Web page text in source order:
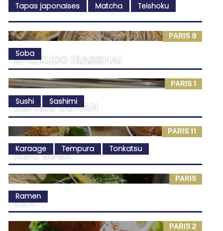
SHOKUDO IRASSHAI
ESPACE GOHAN
Tapas japonaises Matcha Teishoku
PARIS 9
ABRI SOBA
Soba
PARIS 1
ZEN
Sushi Sashimi
PARIS 11
Karaage Tempura Tonkatsu
PARIS
Ramen
PARIS 2